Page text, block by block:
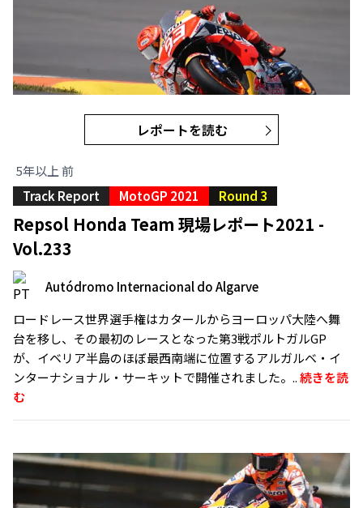
レポートを読む
5年以上 前
Track Report
MotoGP 2021 Round 3
Repsol Honda Team 現場レポート2021 -
Vol.233
Autódromo Internacional do Algarve
ロードレース世界選手権はカタールからヨーロッパ大陸へ舞
台を移し、その最初のレースとなった第3戦ポルトガルGP
が、イベリア半島のほぼ最西南端に位置するアルガルベ・イ
ンターナショナル・サーキットで開催されました。..続きを読
む